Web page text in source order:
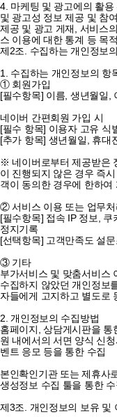
4. 마케팅 및 광고에의 활용
및 광고성 정보 제공 및 참
제공 및 광고 게재, 서비스
스 이용에 대한 통계 등 목적
제2조. 수집하는 개인정보
1. 수집하는 개인정보의 항
① 회원가입
[필수항목] 이름, 생년월일,
네이버 간편회원 가입 시
[필수 항목] 이용자 고유 식
[추가 항목] 생년월일, 휴대
※ 네이버로부터 제공받은
이 진행되지 않은 경우 즉
객이 동의한 경우에 한하
② 서비스 이용 또는 업무처
[필수항목] 접속 IP 정보,
정지기록
[선택항목] 고객만족도 설
③ 기타
부가서비스 및 맞춤서비스
수집하지 않았던 개인정보
자들에게 고지하고 별도로
2. 개인정보의 수집방법
홈페이지, 상담게시판을
원 내에서의 서면 양식 신
벤트 응모 등을 통한 수집
본인확인기관 또는 제휴사
생성정보 수집 툴을 통한 수
제3조. 개인정보의 보유 및